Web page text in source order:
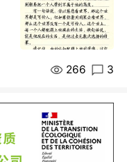
266 3